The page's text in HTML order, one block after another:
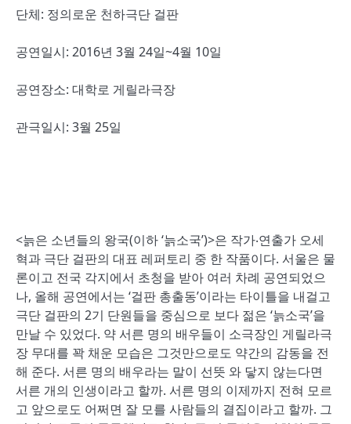
단체: 정의로운 천하극단 걸판
공연일시: 2016년 3월 24일~4월 10일
공연장소: 대학로 게릴라극장
관극일시: 3월 25일
<늙은 소년들의 왕국(이하 ‘늙소국’)>은 작가‧연출가 오세
혁과 극단 걸판의 대표 레퍼토리 중 한 작품이다. 서울은 물
론이고 전국 각지에서 초청을 받아 여러 차례 공연되었으
나, 올해 공연에서는 ‘걸판 총출동’이라는 타이틀을 내걸고
극단 걸판의 2기 단원들을 중심으로 보다 젊은 ‘늙소국’을
만날 수 있었다. 약 서른 명의 배우들이 소극장인 게릴라극
장 무대를 꽉 채운 모습은 그것만으로도 약간의 감동을 전
해 준다. 서른 명의 배우라는 말이 선뜻 와 닿지 않는다면
서른 개의 인생이라고 할까. 서른 명의 이제까지 전혀 모르
고 앞으로도 어쩌면 잘 모를 사람들의 결집이라고 할까. 그